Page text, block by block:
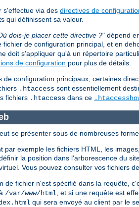
s'effectue via des directives de
qui définissent sa valeur.
dois-je placer cette directive ?" dépend
fichier de configuration principal, et en
doit s'appliquer qu'à un répertoire
de configuration pour plus de détails.
de configuration principaux, certaines
.htaccess sont essentiellement
fichiers .htaccess dans ce .htaccess
se présenter sous de nombreuses
par exemple les fichiers HTML, les
la position dans l'arborescence du
Vous pouvez consulter vos fichiers
de fichier n'est spécifié dans la requête,
/var/www/html , et si une requête est
qui sera envoyé au client par le